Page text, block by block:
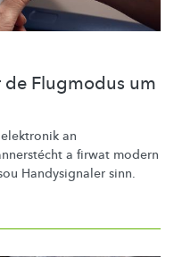
de Flugmodus um
an
a firwat modern
Handysignaler sinn.